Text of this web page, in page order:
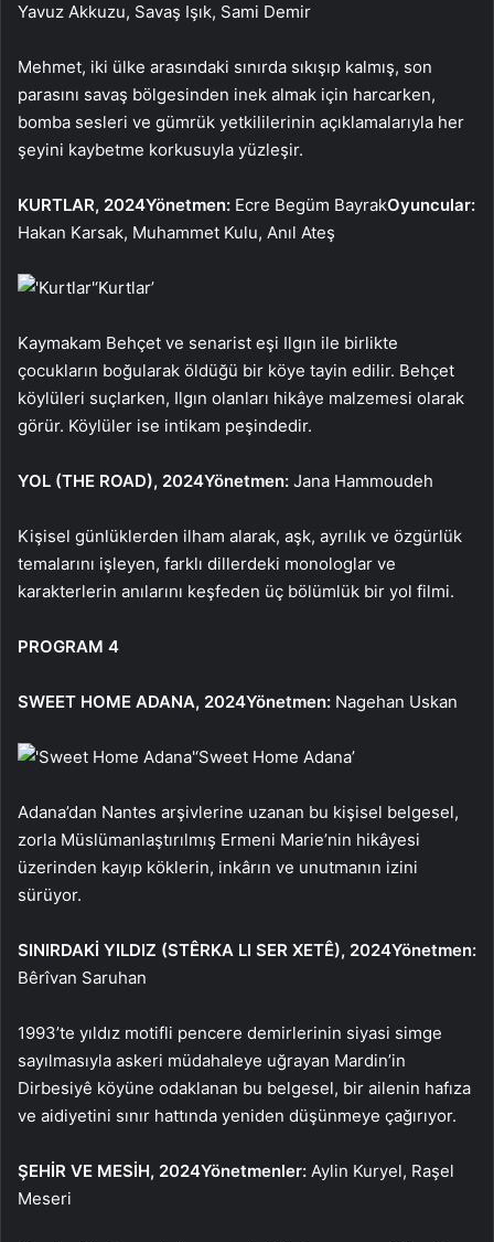
Yavuz Akkuzu, Savaş Işık, Sami Demir
Mehmet, iki ülke arasındaki sınırda sıkışıp kalmış, son
parasını savaş bölgesinden inek almak için harcarken,
bomba sesleri ve gümrük yetkililerinin açıklamalarıyla her
şeyini kaybetme korkusuyla yüzleşir.
KURTLAR, 2024Yönetmen: Ecre Begüm BayrakOyuncular:
Hakan Karsak, Muhammet Kulu, Anıl Ateş
‘Kurtlar’
Kaymakam Behçet ve senarist eşi Ilgın ile birlikte
çocukların boğularak öldüğü bir köye tayin edilir. Behçet
köylüleri suçlarken, Ilgın olanları hikâye malzemesi olarak
görür. Köylüler ise intikam peşindedir.
YOL (THE ROAD), 2024Yönetmen: Jana Hammoudeh
Kişisel günlüklerden ilham alarak, aşk, ayrılık ve özgürlük
temalarını işleyen, farklı dillerdeki monologlar ve
karakterlerin anılarını keşfeden üç bölümlük bir yol filmi.
PROGRAM 4
SWEET HOME ADANA, 2024Yönetmen: Nagehan Uskan
‘Sweet Home Adana’
Adana’dan Nantes arşivlerine uzanan bu kişisel belgesel,
zorla Müslümanlaştırılmış Ermeni Marie’nin hikâyesi
üzerinden kayıp köklerin, inkârın ve unutmanın izini
sürüyor.
SINIRDAKİ YILDIZ (STÊRKA LI SER XETÊ), 2024Yönetmen:
Bêrîvan Saruhan
1993’te yıldız motifli pencere demirlerinin siyasi simge
sayılmasıyla askeri müdahaleye uğrayan Mardin’in
Dirbesiyê köyüne odaklanan bu belgesel, bir ailenin hafıza
ve aidiyetini sınır hattında yeniden düşünmeye çağırıyor.
ŞEHİR VE MESİH, 2024Yönetmenler: Aylin Kuryel, Raşel
Meseri